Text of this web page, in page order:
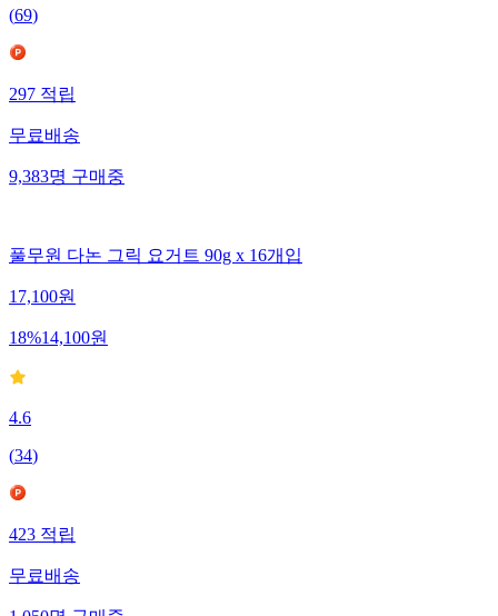
(69)
297적립
무료배송
9,383명구매중
풀무원 다논 그릭 요거트 90g x 16개입
17,100원
18%14,100원
4.6
(34)
423적립
무료배송